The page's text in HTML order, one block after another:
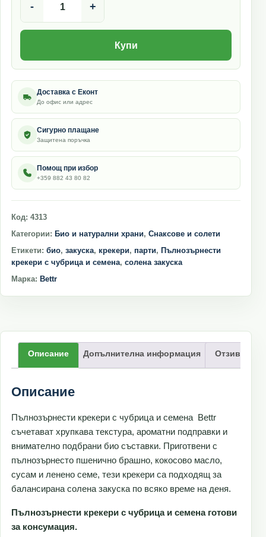
- +
Купи
Доставка с Еконт
До офис или адрес
Сигурно плащане
Защитена поръчка
Помощ при избор
+359 882 43 80 82
Код: 4313
Категории: Био и натурални храни, Снаксове и солети
Етикети: био, закуска, крекери, парти, Пълнозърнести
крекери с чубрица и семена, солена закуска
Марка: Bettr
Описание Допълнителна информация Отзиви (0)
Описание
Пълнозърнести крекери с чубрица и семена Bettr
съчетават хрупкава текстура, ароматни подправки и
внимателно подбрани био съставки. Приготвени с
пълнозърнесто пшенично брашно, кокосово масло,
сусам и ленено семе, тези крекери са подходящ за
балансирана солена закуска по всяко време на деня.
Пълнозърнести крекери с чубрица и семена готови
за консумация.